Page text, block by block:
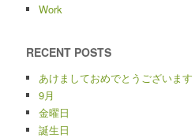
Work
RECENT POSTS
あけましておめでとうございます
9月
金曜日
誕生日